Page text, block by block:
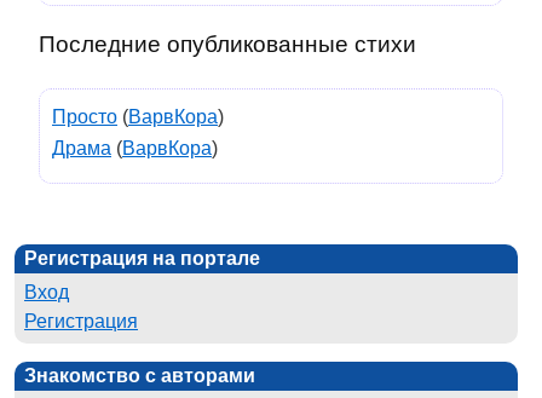
Последние опубликованные стихи
Просто (ВарвКора)
Драма (ВарвКора)
Регистрация на портале
Вход
Регистрация
Знакомство с авторами